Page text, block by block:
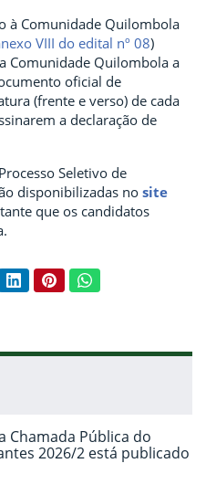
à Comunidade Quilombola
VIII do edital nº 08)
Comunidade Quilombola a
oficial de
(frente e verso) de cada
a declaração de
Seletivo de
disponibilizadas no site
que os candidatos
LinkedInPinterestWhatsApp
Chamada Pública do
2026/2 está publicado